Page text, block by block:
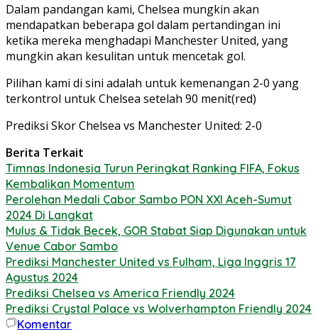
Dalam pandangan kami, Chelsea mungkin akan
mendapatkan beberapa gol dalam pertandingan ini
ketika mereka menghadapi Manchester United, yang
mungkin akan kesulitan untuk mencetak gol.
Pilihan kami di sini adalah untuk kemenangan 2-0 yang
terkontrol untuk Chelsea setelah 90 menit(red)
Prediksi Skor Chelsea vs Manchester United: 2-0
Berita Terkait
Timnas Indonesia Turun Peringkat Ranking FIFA, Fokus
Kembalikan Momentum
Perolehan Medali Cabor Sambo PON XXI Aceh-Sumut
2024 Di Langkat
Mulus & Tidak Becek, GOR Stabat Siap Digunakan untuk
Venue Cabor Sambo
Prediksi Manchester United vs Fulham, Liga Inggris 17
Agustus 2024
Prediksi Chelsea vs America Friendly 2024
Prediksi Crystal Palace vs Wolverhampton Friendly 2024
Komentar